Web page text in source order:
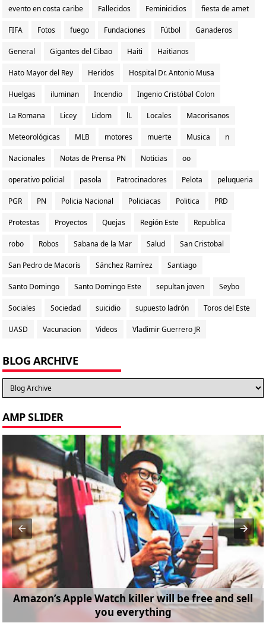
evento en costa caribe Fallecidos Feminicidios fiesta de amet
FIFA Fotos fuego Fundaciones Fútbol Ganaderos
General Gigantes del Cibao Haiti Haitianos
Hato Mayor del Rey Heridos Hospital Dr. Antonio Musa
Huelgas iluminan Incendio Ingenio Cristóbal Colon
La Romana Licey Lidom lL Locales Macorisanos
Meteorológicas MLB motores muerte Musica n
Nacionales Notas de Prensa PN Noticias oo
operativo policial pasola Patrocinadores Pelota peluqueria
PGR PN Policia Nacional Policiacas Politica PRD
Protestas Proyectos Quejas Región Este Republica
robo Robos Sabana de la Mar Salud San Cristobal
San Pedro de Macorís Sánchez Ramírez Santiago
Santo Domingo Santo Domingo Este sepultan joven Seybo
Sociales Sociedad suicidio supuesto ladrón Toros del Este
UASD Vacunacion Videos Vladimir Guerrero JR
BLOG ARCHIVE
AMP SLIDER
Amazon’s Apple Watch killer will be free and sell
you everything